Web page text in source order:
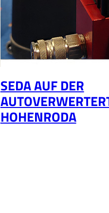
SEDA AUF DER
HOHENRODA